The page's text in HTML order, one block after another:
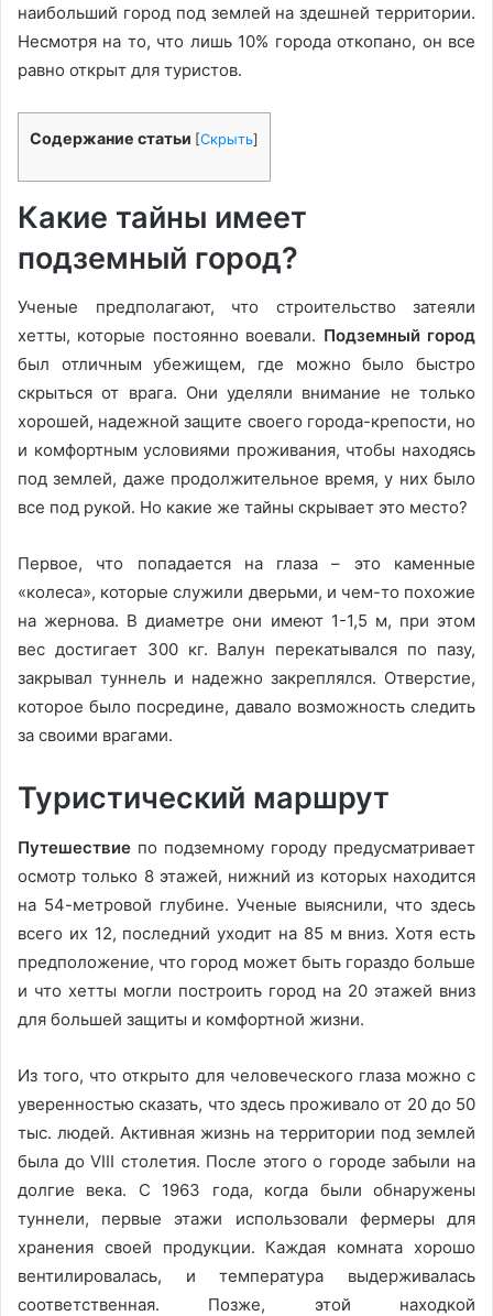
наибольший город под землей на здешней территории.
Несмотря на то, что лишь 10% города откопано, он все
равно открыт для туристов.
Содержание статьи [Скрыть]
Какие тайны имеет
подземный город?
Ученые предполагают, что строительство затеяли
хетты, которые постоянно воевали. Подземный город
был отличным убежищем, где можно было быстро
скрыться от врага. Они уделяли внимание не только
хорошей, надежной защите своего города-крепости, но
и комфортным условиями проживания, чтобы находясь
под землей, даже продолжительное время, у них было
все под рукой. Но какие же тайны скрывает это место?
Первое, что попадается на глаза – это каменные
«колеса», которые служили дверьми, и чем-то похожие
на жернова. В диаметре они имеют 1-1,5 м, при этом
вес достигает 300 кг. Валун перекатывался по пазу,
закрывал туннель и надежно закреплялся. Отверстие,
которое было посредине, давало возможность следить
за своими врагами.
Туристический маршрут
Путешествие по подземному городу предусматривает
осмотр только 8 этажей, нижний из которых находится
на 54-метровой глубине. Ученые выяснили, что здесь
всего их 12, последний уходит на 85 м вниз. Хотя есть
предположение, что город может быть гораздо больше
и что хетты могли построить город на 20 этажей вниз
для большей защиты и комфортной жизни.
Из того, что открыто для человеческого глаза можно с
уверенностью сказать, что здесь проживало от 20 до 50
тыс. людей. Активная жизнь на территории под землей
была до VIII столетия. После этого о городе забыли на
долгие века. С 1963 года, когда были обнаружены
туннели, первые этажи использовали фермеры для
хранения своей продукции. Каждая комната хорошо
вентилировалась, и температура выдерживалась
соответственная. Позже, этой находкой